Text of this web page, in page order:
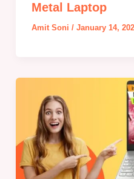
Metal Laptop
Amit Soni / January 14,